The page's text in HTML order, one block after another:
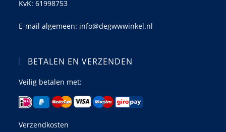
KvK: 61998753
E-mail algemeen: info@degwwwinkel.nl
BETALEN EN VERZENDEN
Veilig betalen met:
Verzendkosten